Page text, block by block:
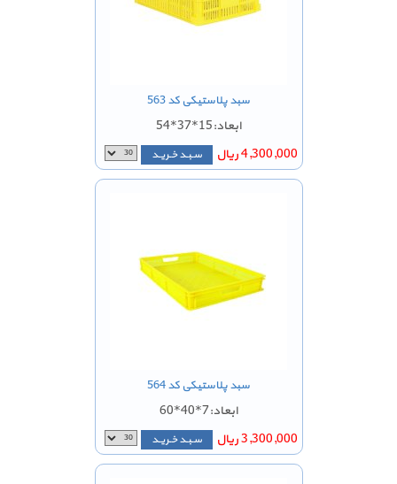
سبد پلاستیکی کد 563
ابعاد:15*37*54
4,300,000 ریال
سـبـد خـریـد
سبد پلاستیکی کد 564
ابعاد:7*40*60
3,300,000 ریال
سـبـد خـریـد